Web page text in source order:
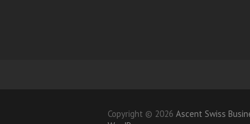
Copyright © 2026 Ascent Swiss